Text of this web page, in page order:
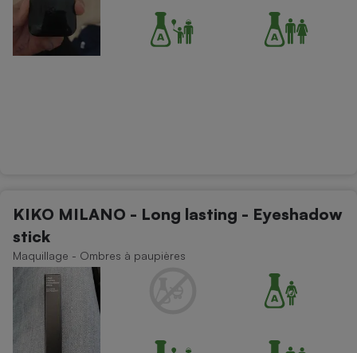
KIKO MILANO - Long lasting - Eyeshadow
stick
Maquillage - Ombres à paupières